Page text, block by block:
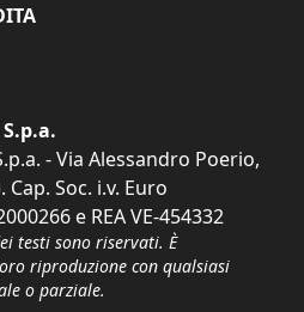
- Via Alessandro Poerio,
Cap. Soc. i.v. Euro
e REA VE-454332
testi sono riservati. È
riproduzione con qualsiasi
o parziale.